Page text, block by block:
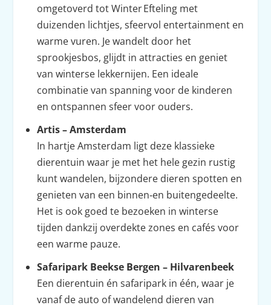
omgetoverd tot Winter Efteling met
duizenden lichtjes, sfeervol entertainment en
warme vuren. Je wandelt door het
sprookjesbos, glijdt in attracties en geniet
van winterse lekkernijen. Een ideale
combinatie van spanning voor de kinderen
en ontspannen sfeer voor ouders.
Artis – Amsterdam
In hartje Amsterdam ligt deze klassieke
dierentuin waar je met het hele gezin rustig
kunt wandelen, bijzondere dieren spotten en
genieten van een binnen‑en buitengedeelte.
Het is ook goed te bezoeken in winterse
tijden dankzij overdekte zones en cafés voor
een warme pauze.
Safaripark Beekse Bergen – Hilvarenbeek
Een dierentuin én safaripark in één, waar je
vanaf de auto of wandelend dieren van